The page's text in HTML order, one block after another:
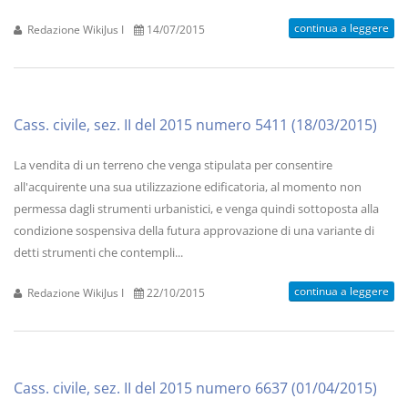
Redazione WikiJus I 14/07/2015 continua a leggere
Cass. civile, sez. II del 2015 numero 5411 (18/03/2015)
La vendita di un terreno che venga stipulata per consentire
all'acquirente una sua utilizzazione edificatoria, al momento non
permessa dagli strumenti urbanistici, e venga quindi sottoposta alla
condizione sospensiva della futura approvazione di una variante di
detti strumenti che contempli...
Redazione WikiJus I 22/10/2015 continua a leggere
Cass. civile, sez. II del 2015 numero 6637 (01/04/2015)